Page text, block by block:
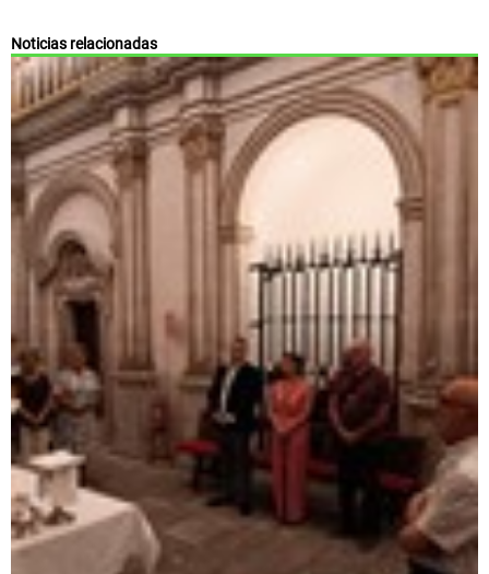
Noticias relacionadas